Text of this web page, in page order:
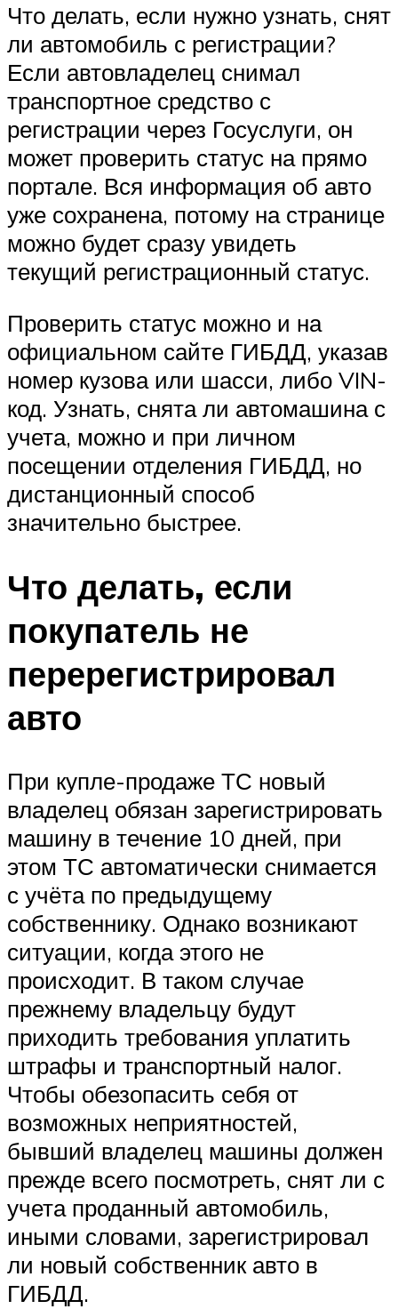
Что делать, если нужно узнать, снят
ли автомобиль с регистрации?
Если автовладелец снимал
транспортное средство с
регистрации через Госуслуги, он
может проверить статус на прямо
портале. Вся информация об авто
уже сохранена, потому на странице
можно будет сразу увидеть
текущий регистрационный статус.
Проверить статус можно и на
официальном сайте ГИБДД, указав
номер кузова или шасси, либо VIN-
код. Узнать, снята ли автомашина с
учета, можно и при личном
посещении отделения ГИБДД, но
дистанционный способ
значительно быстрее.
Что делать, если
покупатель не
перерегистрировал
авто
При купле-продаже ТС новый
владелец обязан зарегистрировать
машину в течение 10 дней, при
этом ТС автоматически снимается
с учёта по предыдущему
собственнику. Однако возникают
ситуации, когда этого не
происходит. В таком случае
прежнему владельцу будут
приходить требования уплатить
штрафы и транспортный налог.
Чтобы обезопасить себя от
возможных неприятностей,
бывший владелец машины должен
прежде всего посмотреть, снят ли с
учета проданный автомобиль,
иными словами, зарегистрировал
ли новый собственник авто в
ГИБДД.